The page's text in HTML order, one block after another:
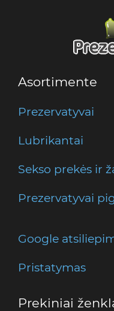
Asortimente
Prezervatyvai
Lubrikantai
Sekso prekės ir
Prezervatyvai
Google
Pristatymas
Prekiniai